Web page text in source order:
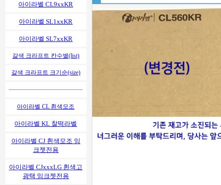
아이라벨 CL9xxKR
아이라벨 SL1xxKR
아이라벨 SL7xxKR
갈색 크라프트 칸수별(list)
갈색 크라프트 크기순(size)
아이라벨 CL 흰색모조
아이라벨 KL 찰떡라벨
아이라벨 CJ 흰색모조 잉
크젯전용
아이라벨 CJxxxLG 흰색고
광택 잉크젯전용